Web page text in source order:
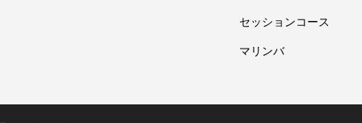
セッションコース
マリンバ